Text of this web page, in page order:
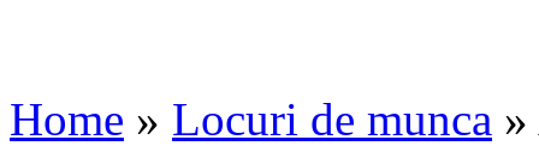
Home » Locuri de munca »